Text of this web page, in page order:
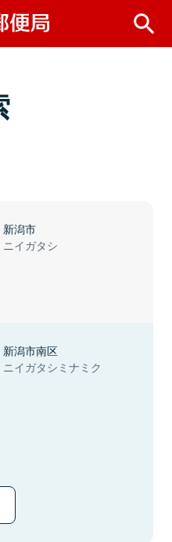
新潟市
ニイガタシ
新潟市南区
ニイガタシミナミク